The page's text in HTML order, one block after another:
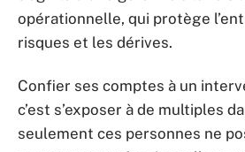
opérationnelle, qui protège
risques et les dérives.
Confier ses comptes à un
c’est s’exposer à de multiples
seulement ces personnes ne